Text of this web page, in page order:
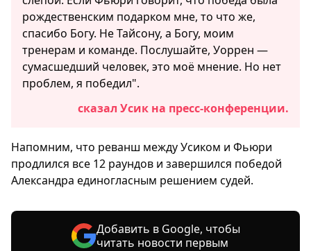
рождественским подарком мне, то что же,
спасибо Богу. Не Тайсону, а Богу, моим
тренерам и команде. Послушайте, Уоррен —
сумасшедший человек, это моё мнение. Но нет
проблем, я победил".
сказал Усик на пресс-конференции.
Напомним, что реванш между Усиком и Фьюри
продлился все 12 раундов и завершился победой
Александра единогласным решением судей.
Добавить в Google, чтобы
читать новости первым